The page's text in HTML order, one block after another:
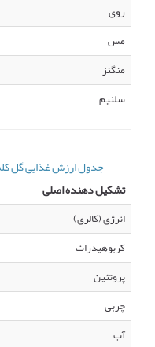
جدول ارزش غذایی گل
تشکیل دهنده اصلی
انرژی (کالری)
کربوهیدرات
پروتئین
چربی
آب
روی
مس
منگنز
سلنیم